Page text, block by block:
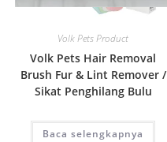
Quick View
Volk Pets Product
Volk Pets Hair Removal
Brush Fur & Lint Remover /
Sikat Penghilang Bulu
Baca selengkapnya